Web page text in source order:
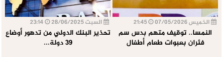
الخميس 07/05/2026
النمسا.. توقيف متهم بدس سم
فئران بعبوات طعام أطفال
السبت 28/06/2025
تحذير البنك الدولي من تدهور أوضاع
39 دولة...